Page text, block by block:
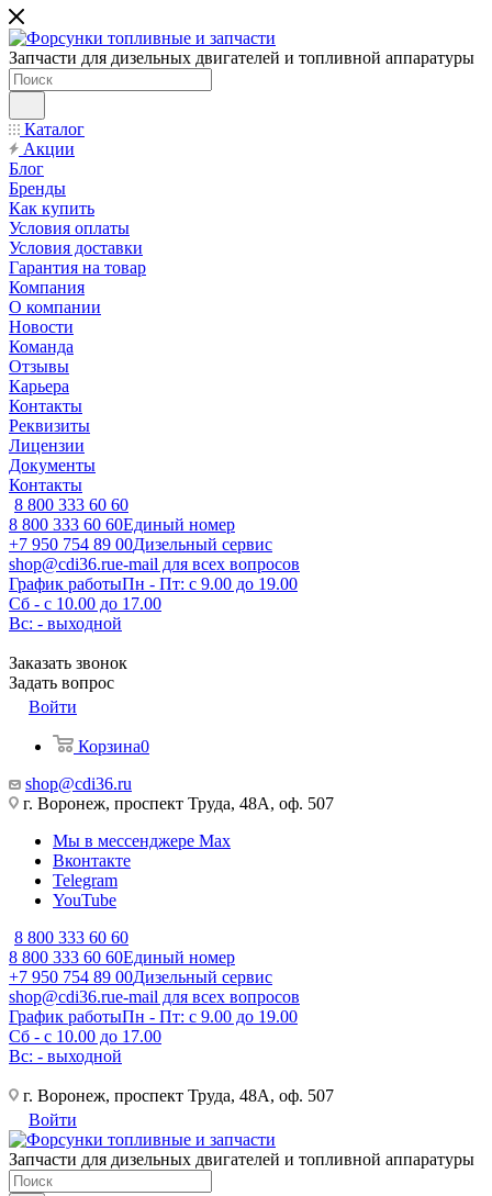
Запчасти для дизельных двигателей и топливной аппаратуры
Каталог
Акции
Блог
Бренды
Как купить
Условия оплаты
Условия доставки
Гарантия на товар
Компания
О компании
Новости
Команда
Отзывы
Карьера
Контакты
Реквизиты
Лицензии
Документы
Контакты
8 800 333 60 60
8 800 333 60 60Единый номер
+7 950 754 89 00Дизельный сервис
shop@cdi36.rue-mail для всех вопросов
График работыПн - Пт: с 9.00 до 19.00
Сб - с 10.00 до 17.00
Вс: - выходной
Заказать звонок
Задать вопрос
Войти
Корзина0
shop@cdi36.ru
г. Воронеж, проспект Труда, 48А, оф. 507
Мы в мессенджере Max
Вконтакте
Telegram
YouTube
8 800 333 60 60
8 800 333 60 60Единый номер
+7 950 754 89 00Дизельный сервис
shop@cdi36.rue-mail для всех вопросов
График работыПн - Пт: с 9.00 до 19.00
Сб - с 10.00 до 17.00
Вс: - выходной
г. Воронеж, проспект Труда, 48А, оф. 507
Войти
Запчасти для дизельных двигателей и топливной аппаратуры